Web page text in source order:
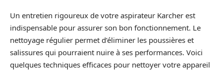
Un entretien rigoureux de votre aspirateur Karcher est
indispensable pour assurer son bon fonctionnement. Le
nettoyage régulier permet d’éliminer les poussières et
salissures qui pourraient nuire à ses performances. Voici
quelques techniques efficaces pour nettoyer votre appareil